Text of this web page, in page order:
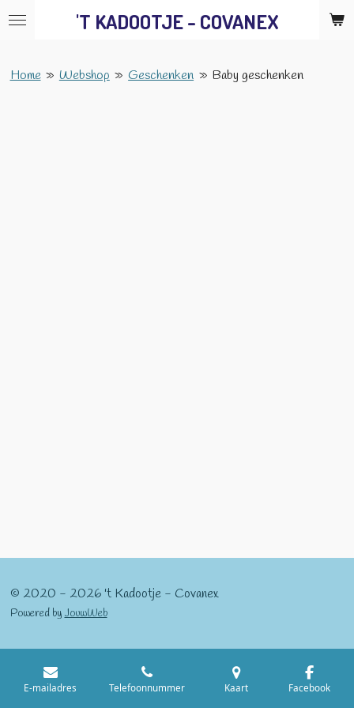
Ga
de
'T KADOOTJE - COVANEX
Home » Webshop » Geschenken » Baby geschenken
© 2020 - 2026 't Kadootje - Covanex
Powered by JouwWeb
E-mailadres Telefoonnummer Kaart Facebook